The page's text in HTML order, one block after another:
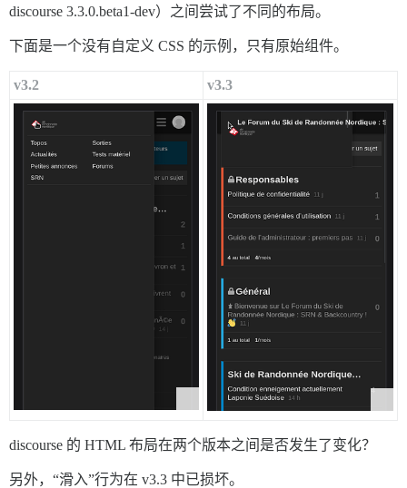
discourse 3.3.0.beta1-dev）之间尝试了不同的布局。
下面是一个没有自定义 CSS 的示例，只有原始组件。
v3.2 v3.3
discourse 的 HTML 布局在两个版本之间是否发生了变化？
另外，“滑入”行为在 v3.3 中已损坏。